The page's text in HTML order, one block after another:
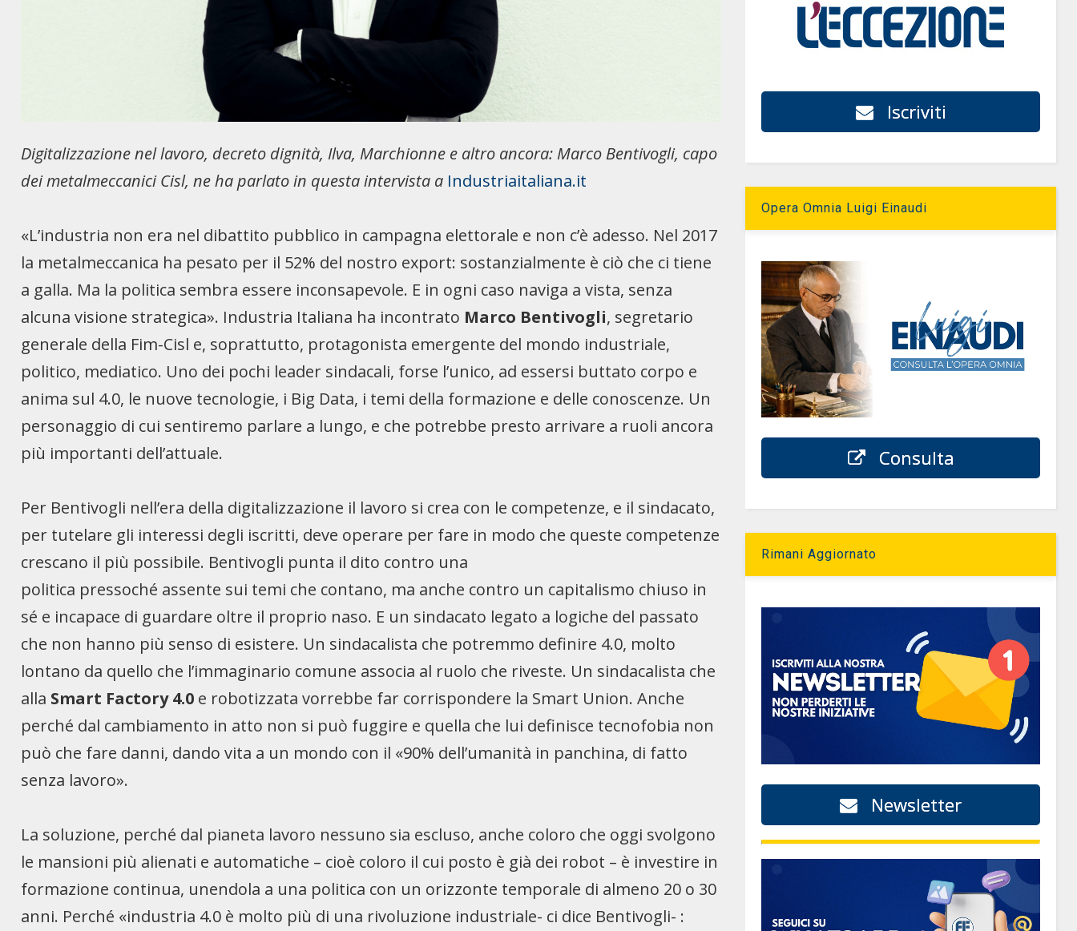
Digitalizzazione nel lavoro, decreto dignità, Ilva, Marchionne e altro ancora: Marco Bentivogli, capo
dei metalmeccanici Cisl, ne ha parlato in questa intervista a Industriaitaliana.it
«L’industria non era nel dibattito pubblico in campagna elettorale e non c’è adesso. Nel 2017
la metalmeccanica ha pesato per il 52% del nostro export: sostanzialmente è ciò che ci tiene
a galla. Ma la politica sembra essere inconsapevole. E in ogni caso naviga a vista, senza
alcuna visione strategica». Industria Italiana ha incontrato Marco Bentivogli, segretario
generale della Fim-Cisl e, soprattutto, protagonista emergente del mondo industriale,
politico, mediatico. Uno dei pochi leader sindacali, forse l’unico, ad essersi buttato corpo e
anima sul 4.0, le nuove tecnologie, i Big Data, i temi della formazione e delle conoscenze. Un
personaggio di cui sentiremo parlare a lungo, e che potrebbe presto arrivare a ruoli ancora
più importanti dell’attuale.
Per Bentivogli nell’era della digitalizzazione il lavoro si crea con le competenze, e il sindacato,
per tutelare gli interessi degli iscritti, deve operare per fare in modo che queste competenze
crescano il più possibile. Bentivogli punta il dito contro una
politica pressoché assente sui temi che contano, ma anche contro un capitalismo chiuso in
sé e incapace di guardare oltre il proprio naso. E un sindacato legato a logiche del passato
che non hanno più senso di esistere. Un sindacalista che potremmo definire 4.0, molto
lontano da quello che l’immaginario comune associa al ruolo che riveste. Un sindacalista che
alla Smart Factory 4.0 e robotizzata vorrebbe far corrispondere la Smart Union. Anche
perché dal cambiamento in atto non si può fuggire e quella che lui definisce tecnofobia non
può che fare danni, dando vita a un mondo con il «90% dell’umanità in panchina, di fatto
senza lavoro».
La soluzione, perché dal pianeta lavoro nessuno sia escluso, anche coloro che oggi svolgono
le mansioni più alienati e automatiche – cioè coloro il cui posto è già dei robot – è investire in
formazione continua, unendola a una politica con un orizzonte temporale di almeno 20 o 30
anni. Perché «industria 4.0 è molto più di una rivoluzione industriale- ci dice Bentivogli- :
Iscriviti
Opera Omnia Luigi Einaudi
Consulta
Rimani Aggiornato
Newsletter